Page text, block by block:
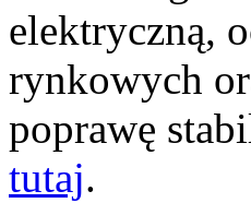
elektryczną,
rynkowych
poprawę
tutaj.